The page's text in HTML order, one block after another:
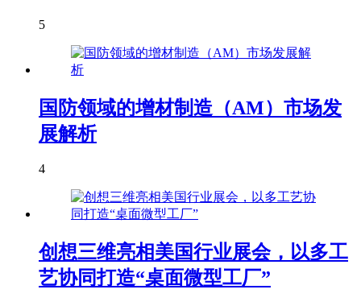
5
国防领域的增材制造（AM）市场发
展解析
4
创想三维亮相美国行业展会，以多工
艺协同打造“桌面微型工厂”